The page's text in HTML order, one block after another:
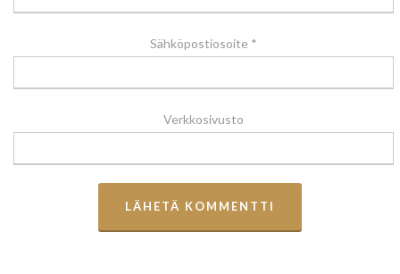
Sähköpostiosoite *
Verkkosivusto